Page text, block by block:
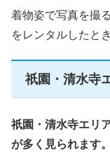
着物姿で写真を撮
をレンタルしたと
祇園・清水寺
祇園・清水寺エリ
が多く見られます。